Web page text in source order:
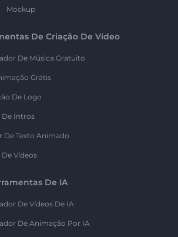
Mockup
De Criação De Vídeo
De Música Gratuito
Grátis
De Logo
De Intros
De Texto Animado
Vídeos
De IA
De Vídeos De IA
De Animação Por IA